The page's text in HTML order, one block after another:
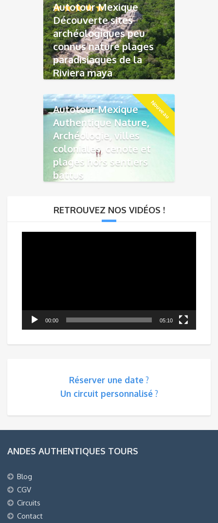
Autotour Mexique
Découverte sites
archéologiques peu
connus nature plages
paradisiaques de la
Riviera maya
Nouveau
Autotour Mexique
Authentique Nature,
Archéologie, villes
coloniales, cenote et
plages hors sentiers
battus
RETROUVEZ NOS VIDÉOS !
00:00 05:10
Réserver une date?
Un circuit personnalisé?
ANDES AUTHENTIQUES TOURS
Blog
CGV
Circuits
Contact